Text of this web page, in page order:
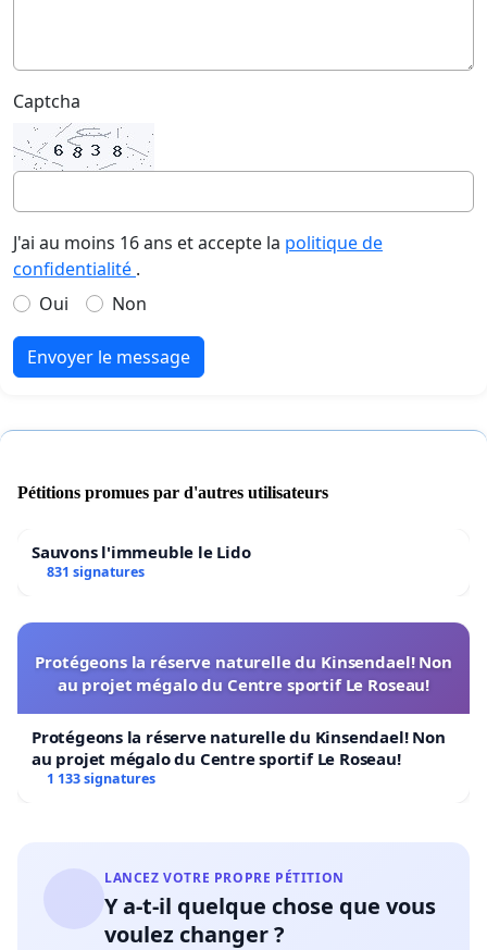
Captcha
J'ai au moins 16 ans et accepte la politique de
confidentialité .
Oui
Non
Envoyer le message
Pétitions promues par d'autres utilisateurs
Sauvons l'immeuble le Lido
831 signatures
Protégeons la réserve naturelle du Kinsendael! Non
au projet mégalo du Centre sportif Le Roseau!
Protégeons la réserve naturelle du Kinsendael! Non
au projet mégalo du Centre sportif Le Roseau!
1 133 signatures
LANCEZ VOTRE PROPRE PÉTITION
Y a-t-il quelque chose que vous
voulez changer ?